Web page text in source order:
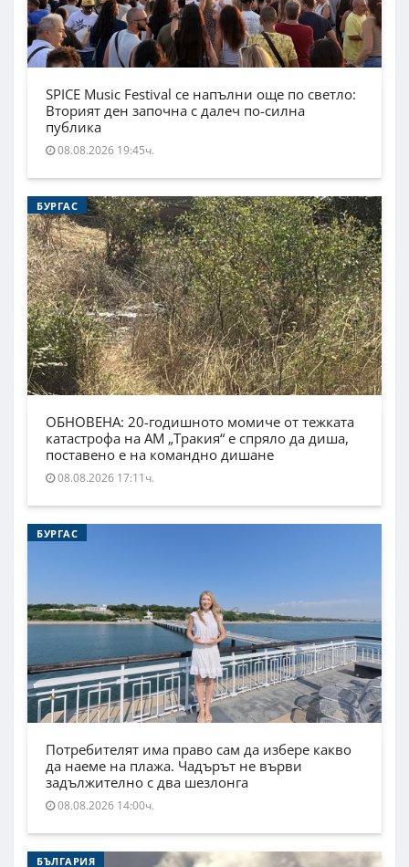
SPICE Music Festival се напълни още по светло:
Вторият ден започна с далеч по-силна
публика
08.08.2026 19:45ч.
БУРГАС
ОБНОВЕНА: 20-годишното момиче от тежката
катастрофа на АМ „Тракия“ е спряло да диша,
поставено е на командно дишане
08.08.2026 17:11ч.
БУРГАС
Потребителят има право сам да избере какво
да наеме на плажа. Чадърът не върви
задължително с два шезлонга
08.08.2026 14:00ч.
БЪЛГАРИЯ